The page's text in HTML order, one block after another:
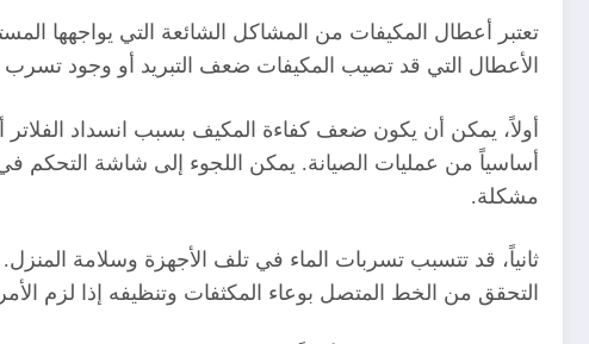
تعتبر أعطال المكيفات من المشاكل الشائعة التي يواجهها
الأعطال التي قد تصيب المكيفات ضعف التبريد أو وجود تسرب
أولاً، يمكن أن يكون ضعف كفاءة المكيف بسبب انسداد الفلاتر
أساسياً من عمليات الصيانة. يمكن اللجوء إلى شاشة التحكم
مشكلة.
ثانياً، قد تتسبب تسربات الماء في تلف الأجهزة وسلامة
التحقق من الخط المتصل بوعاء المكثفات وتنظيفه إذا لزم